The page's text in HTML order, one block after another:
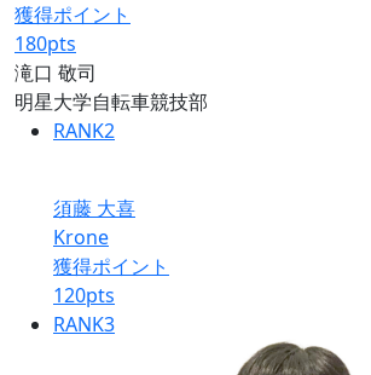
獲得ポイント
180pts
滝口 敬司
明星大学自転車競技部
RANK2
須藤 大喜
Krone
獲得ポイント
120pts
RANK3